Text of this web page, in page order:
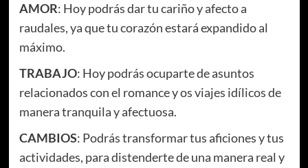
AMOR: Hoy podrás dar tu cariño y afecto a
raudales, ya que tu corazón estará expandido al
máximo.
TRABAJO: Hoy podrás ocuparte de asuntos
relacionados con el romance y os viajes idílicos de
manera tranquila y afectuosa.
CAMBIOS: Podrás transformar tus aficiones y tus
actividades, para distenderte de una manera real y